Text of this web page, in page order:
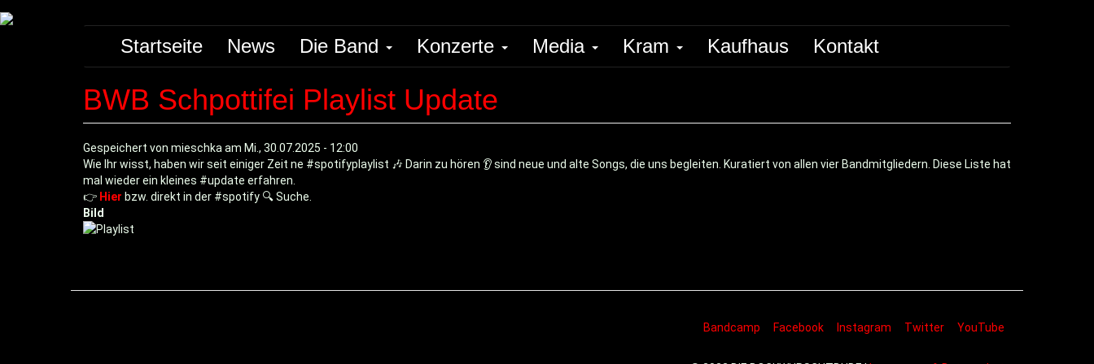
Direkt
Main
navigation
Startseite News Die Band Konzerte Media Kram Kaufhaus Kontakt
BWB Schpottifei Playlist Update
Gespeichert von mieschka am Mi., 30.07.2025 - 12:00
Wie Ihr wisst, haben wir seit einiger Zeit ne #spotifyplaylist 🎶 Darin zu hören 👂 sind neue und alte Songs, die uns begleiten. Kuratiert von allen vier Bandmitgliedern. Diese Liste hat
mal wieder ein kleines #update erfahren.
👉 Hier bzw. direkt in der #spotify 🔍 Suche.
Bild
Bandcamp Facebook Instagram Twitter YouTube